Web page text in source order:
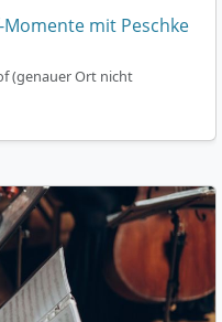
mit Peschke
(genauer Ort nicht